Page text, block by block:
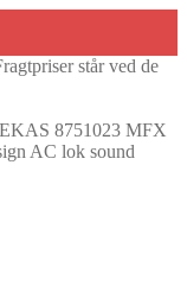
står ved de
8751023 MFX
AC lok sound